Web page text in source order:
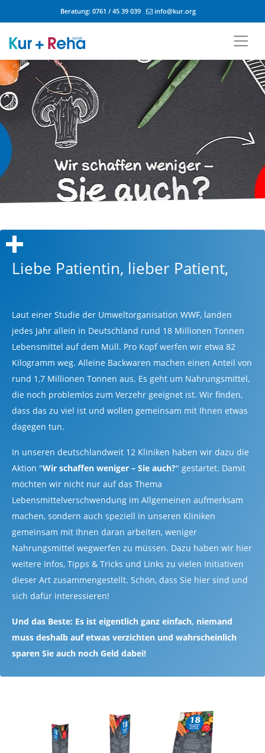
Beratung: 0761 / 45 39 039 info@kur.org
Liebe Patientin, lieber Patient,
Laut einer Studie der Umweltorganisation WWF, landen
jedes Jahr allein in Deutschland rund 18 Millionen Tonnen
Lebensmittel auf dem Müll. Pro Kopf werfen wir etwa 82
Kilogramm weg. Alleine Backwaren machen einen Anteil von
rund 1,7 Millionen Tonnen aus. Es geht um Nahrungsmittel,
die noch problemlos zum Verzehr geeignet ist. Wir finden,
dass das zu viel ist und wollen gemeinsam mit Ihnen etwas
dagegen tun.
In unseren deutschlandweit 12 Kliniken haben wir dazu die
Aktion "Wir schaffen weniger – Sie auch?" gestartet. Damit
möchten wir nicht nur auf das Thema
Lebensmittelverschwendung im Allgemeinen aufmerksam
machen, sondern auch speziell in unseren Kliniken
gemeinsam mit Ihnen daran arbeiten, weniger
Nahrungsmittel wegwerfen zu müssen. Dazu haben wir hier
weitere Infos, Tipps & Tricks und Links zu vielen Initiativen
dieser Art zusammengestellt. Schön, dass Sie hier sind und
sich dafür interessieren!
Und das Beste: Es ist eigentlich ganz einfach, niemand
muss deshalb auf etwas verzichten und wahrscheinlich
sparen Sie auch noch Geld dabei!